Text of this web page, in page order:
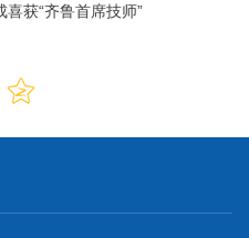
获“齐鲁首席技师”